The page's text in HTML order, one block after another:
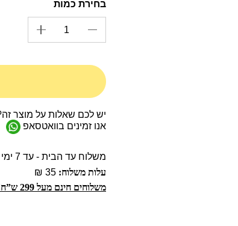
יש לכם שאלות על מוצר
אנו זמינים בוואטסאפ
משלוח עד הבית - עד 7 ימי עסקים
עלות משלוח:
משלוחים חינם מעל 299 ש”ח!